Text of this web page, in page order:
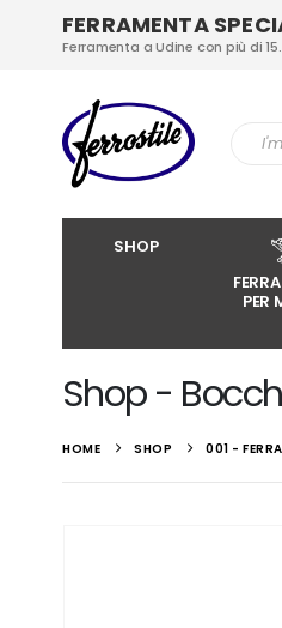
FERRAMENTA
Ferramenta a Udine con più di
SHOP
PER
Shop -
HOME SHOP 001 -